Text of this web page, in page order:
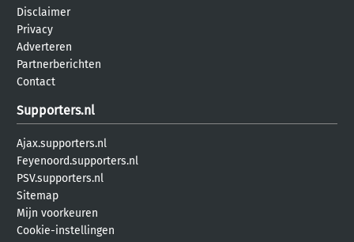
Disclaimer
Privacy
Adverteren
Partnerberichten
Contact
Supporters.nl
Ajax.supporters.nl
Feyenoord.supporters.nl
PSV.supporters.nl
Sitemap
Mijn voorkeuren
Cookie-instellingen